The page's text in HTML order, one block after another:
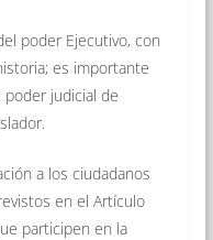
poder Ejecutivo, con
es importante
judicial de
a los ciudadanos
en el Artículo
participen en la